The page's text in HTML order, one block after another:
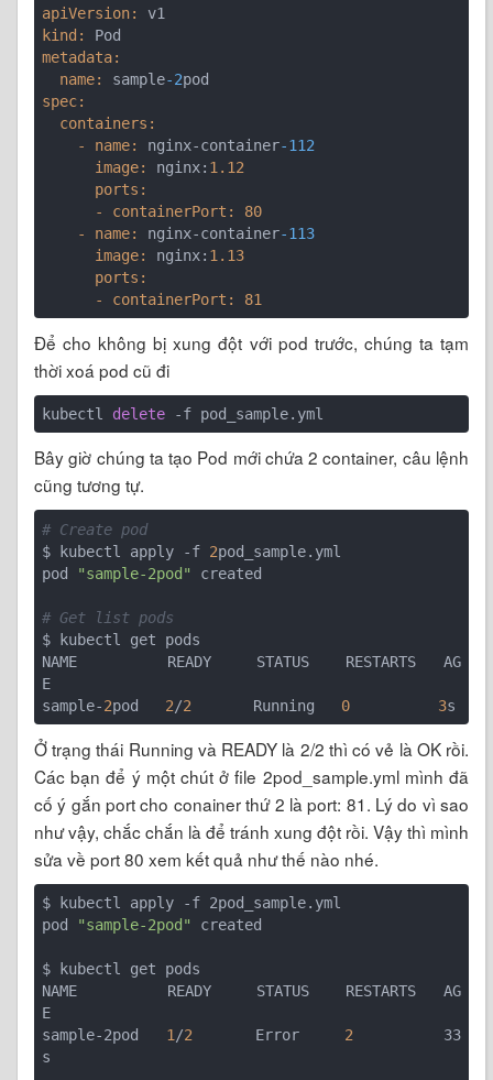
apiVersion:
kind:
metadata:
  name:
sample-2
spec:
  containers:
    - name:
nginx-container-112
      image:
nginx: 1.12
      ports:
      - containerPort:
80
    - name:
nginx-container-113
      image:
nginx: 1.13
      ports:
      - containerPort:
81
Để cho không bị xung đột với pod trước, chúng ta tạm
thời xoá pod cũ đi
kubectl delete
Bây giờ chúng ta tạo Pod mới chứa 2 container, câu lệnh
cũng tương tự.
# Create pod
$ kubectl apply -f 2pod_sample.yml
pod
"sample-2pod" created
# Get list pods
$ kubectl get pods
NAME          READY     STATUS    RESTARTS   AG
E
sample-2pod 2/2
       Running
0 3
Ở trạng thái Running và READY là 2/2 thì có vẻ là OK rồi.
Các bạn để ý một chút ở file 2pod_sample.yml mình đã
cố ý gắn port cho conainer thứ 2 là port: 81. Lý do vì sao
như vậy, chắc chắn là để tránh xung đột rồi. Vậy thì mình
sửa về port 80 xem kết quả như thế nào nhé.
$ kubectl apply -f 2pod_sample.yml
pod
"sample-2pod" created
$ kubectl get pods
NAME          READY     STATUS    RESTARTS   AG
E
sample-2pod 1 /2
       Error
2
          33
s